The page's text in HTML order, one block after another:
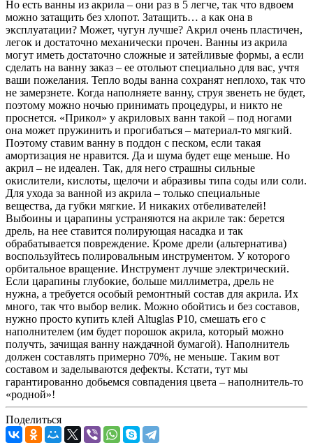
Но есть ванны из акрила – они раз в 5 легче, так что вдвоем
можно затащить без хлопот. Затащить… а как она в
эксплуатации? Может, чугун лучше? Акрил очень пластичен,
легок и достаточно механически прочен. Ванны из акрила
могут иметь достаточно сложные и затейливые формы, а если
сделать на ванну заказ – ее отольют специально для вас, учтя
ваши пожелания. Тепло воды ванна сохранят неплохо, так что
не замерзнете. Когда наполняете ванну, струя звенеть не будет,
поэтому можно ночью принимать процедуры, и никто не
проснется. «Прикол» у акриловых ванн такой – под ногами
она может пружинить и прогибаться – материал-то мягкий.
Поэтому ставим ванну в поддон с песком, если такая
амортизация не нравится. Да и шума будет еще меньше. Но
акрил – не идеален. Так, для него страшны сильные
окислители, кислоты, щелочи и абразивы типа соды или соли.
Для ухода за ванной из акрила – только специальные
вещества, да губки мягкие. И никаких отбеливателей!
Выбоины и царапины устраняются на акриле так: берется
дрель, на нее ставится полирующая насадка и так
обрабатывается повреждение. Кроме дрели (альтернатива)
воспользуйтесь полировальным инструментом. У которого
орбитальное вращение. Инструмент лучше электрический.
Если царапины глубокие, больше миллиметра, дрель не
нужна, а требуется особый ремонтный состав для акрила. Их
много, так что выбор велик. Можно обойтись и без составов,
нужно просто купить клей Altuglas P10, смешать его с
наполнителем (им будет порошок акрила, который можно
получть, зачищая ванну наждачной бумагой). Наполнитель
должен составлять примерно 70%, не меньше. Таким вот
составом и заделываются дефекты. Кстати, тут мы
гарантированно добьемся совпадения цвета – наполнитель-то
«родной»!
Поделиться